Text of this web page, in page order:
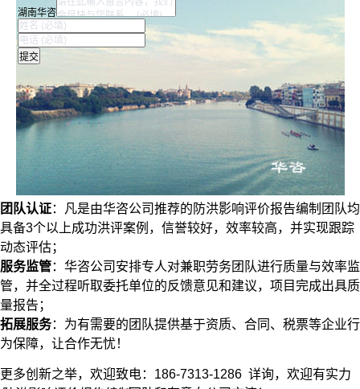
团队认证：凡是由华咨公司推荐的防洪影响评价报告编制团队均
具备3个以上成功洪评案例，信誉较好，效率较高，并实现跟踪
动态评估；
服务监管：华咨公司安排专人对兼职劳务团队进行质量与效率监
管，并全过程听取委托单位的反馈意见和建议，项目完成出具质
量报告；
拓展服务：为有需要的团队提供基于资质、合同、税票等企业行
为保障，让合作无忧！
更多创新之举，欢迎致电：186-7313-1286 详询，欢迎有实力
湖南华咨